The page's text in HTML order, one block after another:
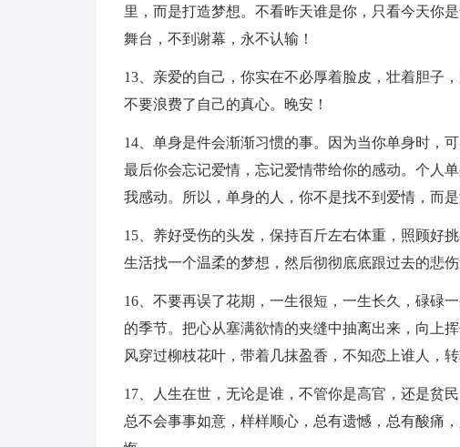
里，而是打造梦想。不看昨天谁是你，只看今天你
舞台，不到谢幕，永不认输！
13、亲爱的自己，你实在不必厚着脸皮，壮着胆子
不要浪费了自己的真心。晚安！
14、单身是件会渐渐习惯的事。因为当你单身时，
最后你会忘记爱情，忘记爱情带给你的感动。个人
我感动。所以，单身的人，你不是找不到爱情，而是
15、养好受伤的头发，保持百斤左右体重，照顾好
生活找一个温柔的梦想，然后彻彻底底跟过去的悲
16、不要再误了花期，一生很短，一生长久，碌碌
的季节。把心从塞满欲情的夹缝中抽离出来，向上
风穿过柳枝花叶，带着几抹盈香，不知恋上谁人，
17、人生在世，无论是谁，不管你是高官，还是贫
总不会事事如意，样样顺心，总有遗憾，总有酸痛